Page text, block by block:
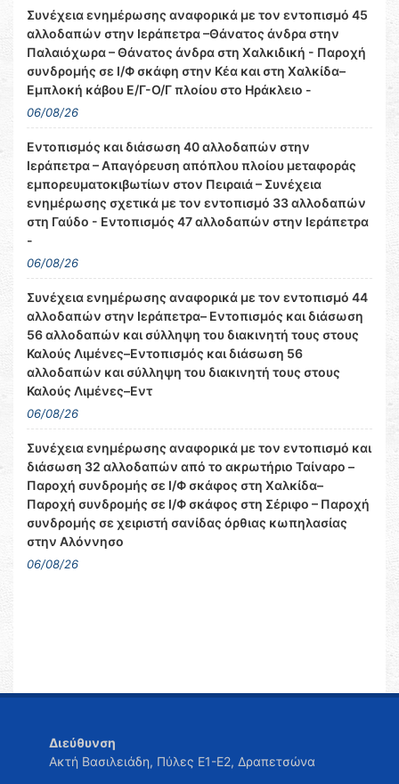
Συνέχεια ενημέρωσης αναφορικά με τον εντοπισμό 45
αλλοδαπών στην Ιεράπετρα –Θάνατος άνδρα στην
Παλαιόχωρα – Θάνατος άνδρα στη Χαλκιδική - Παροχή
συνδρομής σε Ι/Φ σκάφη στην Κέα και στη Χαλκίδα–
Εμπλοκή κάβου Ε/Γ-Ο/Γ πλοίου στο Ηράκλειο -
06/08/26
Εντοπισμός και διάσωση 40 αλλοδαπών στην
Ιεράπετρα – Απαγόρευση απόπλου πλοίου μεταφοράς
εμπορευματοκιβωτίων στον Πειραιά – Συνέχεια
ενημέρωσης σχετικά με τον εντοπισμό 33 αλλοδαπών
στη Γαύδο - Εντοπισμός 47 αλλοδαπών στην Ιεράπετρα
-
06/08/26
Συνέχεια ενημέρωσης αναφορικά με τον εντοπισμό 44
αλλοδαπών στην Ιεράπετρα– Εντοπισμός και διάσωση
56 αλλοδαπών και σύλληψη του διακινητή τους στους
Καλούς Λιμένες–Εντοπισμός και διάσωση 56
αλλοδαπών και σύλληψη του διακινητή τους στους
Καλούς Λιμένες–Εντ
06/08/26
Συνέχεια ενημέρωσης αναφορικά με τον εντοπισμό και
διάσωση 32 αλλοδαπών από το ακρωτήριο Ταίναρο –
Παροχή συνδρομής σε Ι/Φ σκάφος στη Χαλκίδα–
Παροχή συνδρομής σε Ι/Φ σκάφος στη Σέριφο – Παροχή
συνδρομής σε χειριστή σανίδας όρθιας κωπηλασίας
στην Αλόννησο
06/08/26
Διεύθυνση
Ακτή Βασιλειάδη, Πύλες Ε1-Ε2, Δραπετσώνα